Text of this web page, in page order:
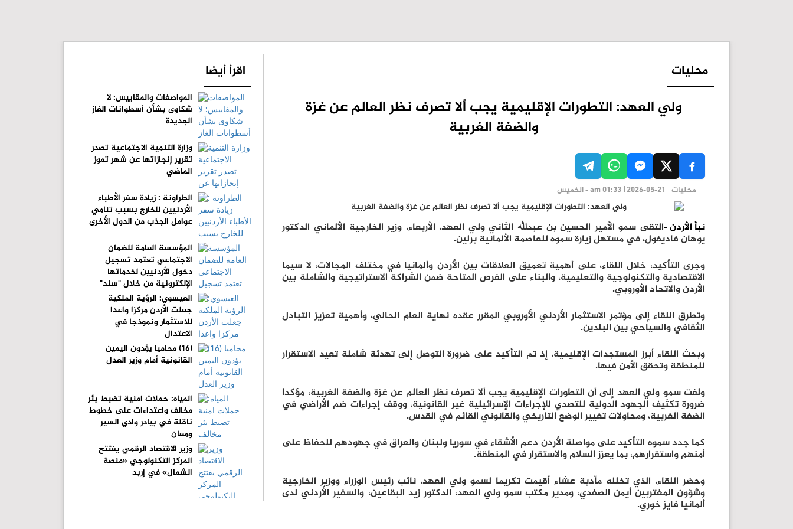
محليات
ولي العهد: التطورات الإقليمية يجب ألا تصرف نظر العالم عن غزة
والضفة الغربية
محليات am 01:33 | 2026-05-21 - الخميس
نبأ الأردن -التقى سمو الأمير الحسين بن عبدﷲ الثاني ولي العهد، الأربعاء، وزير الخارجية الألماني الدكتور
يوهان فاديفول، في مستهل زيارة سموه للعاصمة الألمانية برلين.
وجرى التأكيد، خلال اللقاء، على أهمية تعميق العلاقات بين الأردن وألمانيا في مختلف المجالات، لا سيما
الاقتصادية والتكنولوجية والتعليمية، والبناء على الفرص المتاحة ضمن الشراكة الاستراتيجية والشاملة بين
الأردن والاتحاد الأوروبي.
وتطرق اللقاء إلى مؤتمر الاستثمار الأردني الأوروبي المقرر عقده نهاية العام الحالي، وأهمية تعزيز التبادل
الثقافي والسياحي بين البلدين.
وبحث اللقاء أبرز المستجدات الإقليمية، إذ تم التأكيد على ضرورة التوصل إلى تهدئة شاملة تعيد الاستقرار
للمنطقة وتحقق الأمن فيها.
ولفت سمو ولي العهد إلى أن التطورات الإقليمية يجب ألا تصرف نظر العالم عن غزة والضفة الغربية، مؤكدا
ضرورة تكثيف الجهود الدولية للتصدي للإجراءات الإسرائيلية غير القانونية، ووقف إجراءات ضم الأراضي في
الضفة الغربية، ومحاولات تغيير الوضع التاريخي والقانوني القائم في القدس.
كما جدد سموه التأكيد على مواصلة الأردن دعم الأشقاء في سوريا ولبنان والعراق في جهودهم للحفاظ على
أمنهم واستقرارهم، بما يعزز السلام والاستقرار في المنطقة.
وحضر اللقاء، الذي تخلله مأدبة عشاء أقيمت تكريما لسمو ولي العهد، نائب رئيس الوزراء ووزير الخارجية
وشؤون المغتربين أيمن الصفدي، ومدير مكتب سمو ولي العهد، الدكتور زيد البقاعين، والسفير الأردني لدى
ألمانيا فايز خوري.
اقرأ أيضا
المواصفات والمقاييس: لا
شكاوى بشأن أسطوانات الغاز
الجديدة
وزارة التنمية الاجتماعية تصدر
تقرير إنجازاتها عن شهر تموز
الماضي
الطراونة : زيادة سفر الأطباء
الأردنيين للخارج بسبب تنامي
عوامل الجذب من الدول الأخرى
المؤسسة العامة للضمان
الاجتماعي تعتمد تسجيل
دخول الأردنيين لخدماتها
الإلكترونية من خلال "سند"
العيسوي: الرؤية الملكية
جعلت الأردن مركزا واعدا
للاستثمار ونموذجا في
الاعتدال
(16) محاميا يؤدون اليمين
القانونية أمام وزير العدل
المياه: حملات امنية تضبط بئر
مخالف واعتداءات على خطوط
ناقلة في بيادر وادي السير
ومعان
وزير الاقتصاد الرقمي يفتتح
المركز التكنولوجي «منصة
الشمال» في إربد